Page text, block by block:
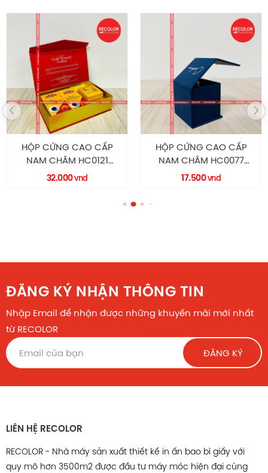
HỘP CỨNG CAO CẤP
NAM CHÂM HC0121
RECOLOR
32.000vnd
HỘP CỨNG CAO CẤP
NAM CHÂM HC0077
RECOLOR
17.500vnd
ĐĂNG KÝ NHẬN THÔNG TIN
Nhập Email để nhận được những khuyến mãi mới nhất
từ RECOLOR
ĐĂNG KÝ
LIÊN HỆ RECOLOR
RECOLOR - Nhà máy sản xuất thiết kế in ấn bao bì giấy với
quy mô hơn 3500m2 được đầu tư máy móc hiện đại cùng